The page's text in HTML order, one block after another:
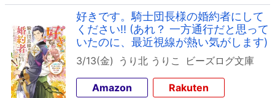
好きです。騎士団長様の婚約者にして
ください!! (あれ？ 一方通行だと思って
いたのに、最近視線が熱い気がします)
3/13(金) うり北 うりこ ビーズログ文庫
Amazon
Rakuten